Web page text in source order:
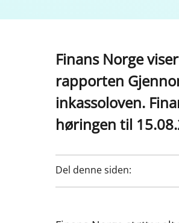
Finans Norge
rapporten
inkassoloven.
høringen til
Del denne siden: